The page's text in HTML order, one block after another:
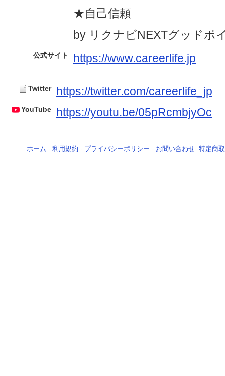
★自己信頼
by リクナビNEXTグッドポ
公式サイト https://www.careerlife.jp
Twitter https://twitter.com/careerlife_jp
YouTube https://youtu.be/05pRcmbjyOc
ホーム - 利用規約 - プライバシーポリシー - お問い合わせ- 特定商